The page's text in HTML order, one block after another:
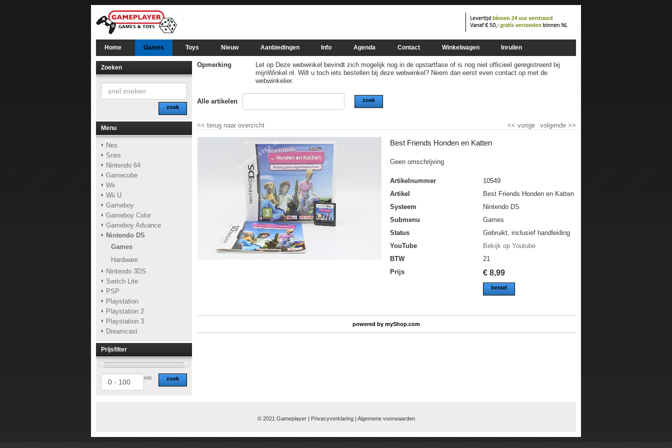
Home Games Toys Nieuw Aanbiedingen Info Agenda Contact Winkelwagen Inruilen
Zoeken
zoek
Menu
Nes
Snes
Nintendo 64
Gamecube
Wii
Wii U
Gameboy
Gameboy Color
Gameboy Advance
Nintendo DS
Games
Hardware
Nintendo 3DS
Switch Lite
PSP
Playstation
Playstation 2
Playstation 3
Dreamcast
Prijsfilter
zoek
wis
Opmerking
Let op Deze webwinkel bevindt zich mogelijk nog in de opstartfase of is nog niet officieel geregistreerd bij
mijnWinkel.nl. Wilt u toch iets bestellen bij deze webwinkel? Neem dan eerst even contact op met de
webwinkelier.
Alle artikelen zoek
<< terug naar overzicht volgende>>
<< vorige
Best Friends Honden en Katten
Geen omschrijving
Artikelnummer
10549
Artikel
Best Friends Honden en Katten
Systeem
Nintendo DS
Submenu
Games
Status
Gebruikt, inclusief handleiding
YouTube
Bekijk op Youtube
BTW
21
Prijs
€8,99
bestel
powered bymyShop.com
© 2021 Gameplayer | Privacyverklaring | Algemene voorwaarden